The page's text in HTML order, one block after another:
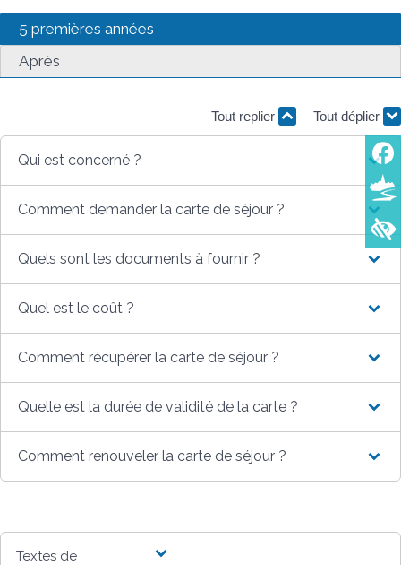
5 premières années
Après
Tout replier Tout déplier
Qui est concerné ?
Comment demander la carte de séjour ?
Quels sont les documents à fournir ?
Quel est le coût ?
Comment récupérer la carte de séjour ?
Quelle est la durée de validité de la carte ?
Comment renouveler la carte de séjour ?
Textes de